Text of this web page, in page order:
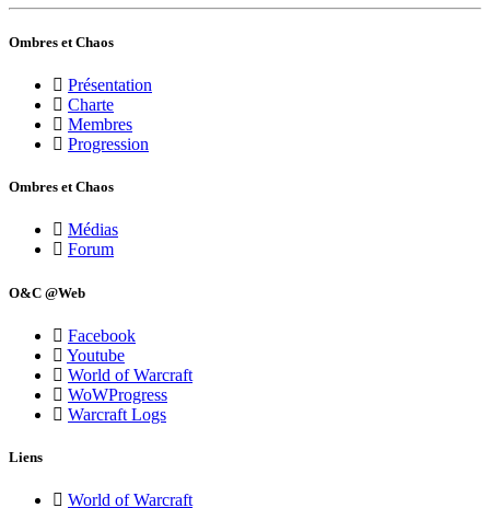
Ombres et Chaos
Présentation
Charte
Membres
Progression
Ombres et Chaos
Médias
Forum
O&C @Web
Facebook
Youtube
World of Warcraft
WoWProgress
Warcraft Logs
Liens
World of Warcraft